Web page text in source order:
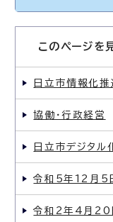
このページを
日立市情報化推
協働・行政経営
日立市デジタル
令和5年12月5
令和2年4月20